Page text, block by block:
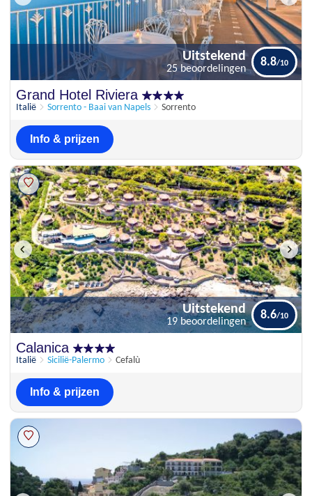
Uitstekend
25 beoordelingen
Grand Hotel Riviera
Italië Sorrento - Baai van Napels Sorrento
Uitstekend
25 beoordelingen
8.8
Info & prijzen
Calanica
Italië Sicilië-Palermo Cefalù
Uitstekend
19 beoordelingen
8.6
Info & prijzen